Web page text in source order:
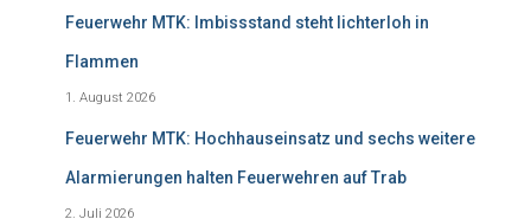
Feuerwehr MTK: Imbissstand steht lichterloh in
Flammen
1. August 2026
Feuerwehr MTK: Hochhauseinsatz und sechs weitere
Alarmierungen halten Feuerwehren auf Trab
2. Juli 2026